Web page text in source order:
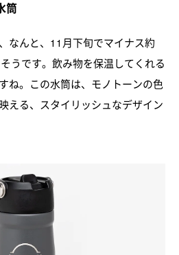
筒
なんと、11月下旬でマイナス約
うです。飲み物を保温してくれる
ね。この水筒は、モノトーンの色
える、スタイリッシュなデザイン